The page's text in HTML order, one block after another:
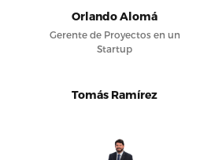
Orlando Alomá
Gerente de Proyectos en un
Startup
Tomás Ramírez